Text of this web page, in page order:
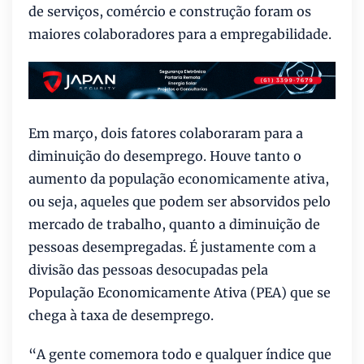
de serviços, comércio e construção foram os
maiores colaboradores para a empregabilidade.
Em março, dois fatores colaboraram para a
diminuição do desemprego. Houve tanto o
aumento da população economicamente ativa,
ou seja, aqueles que podem ser absorvidos pelo
mercado de trabalho, quanto a diminuição de
pessoas desempregadas. É justamente com a
divisão das pessoas desocupadas pela
População Economicamente Ativa (PEA) que se
chega à taxa de desemprego.
“A gente comemora todo e qualquer índice que